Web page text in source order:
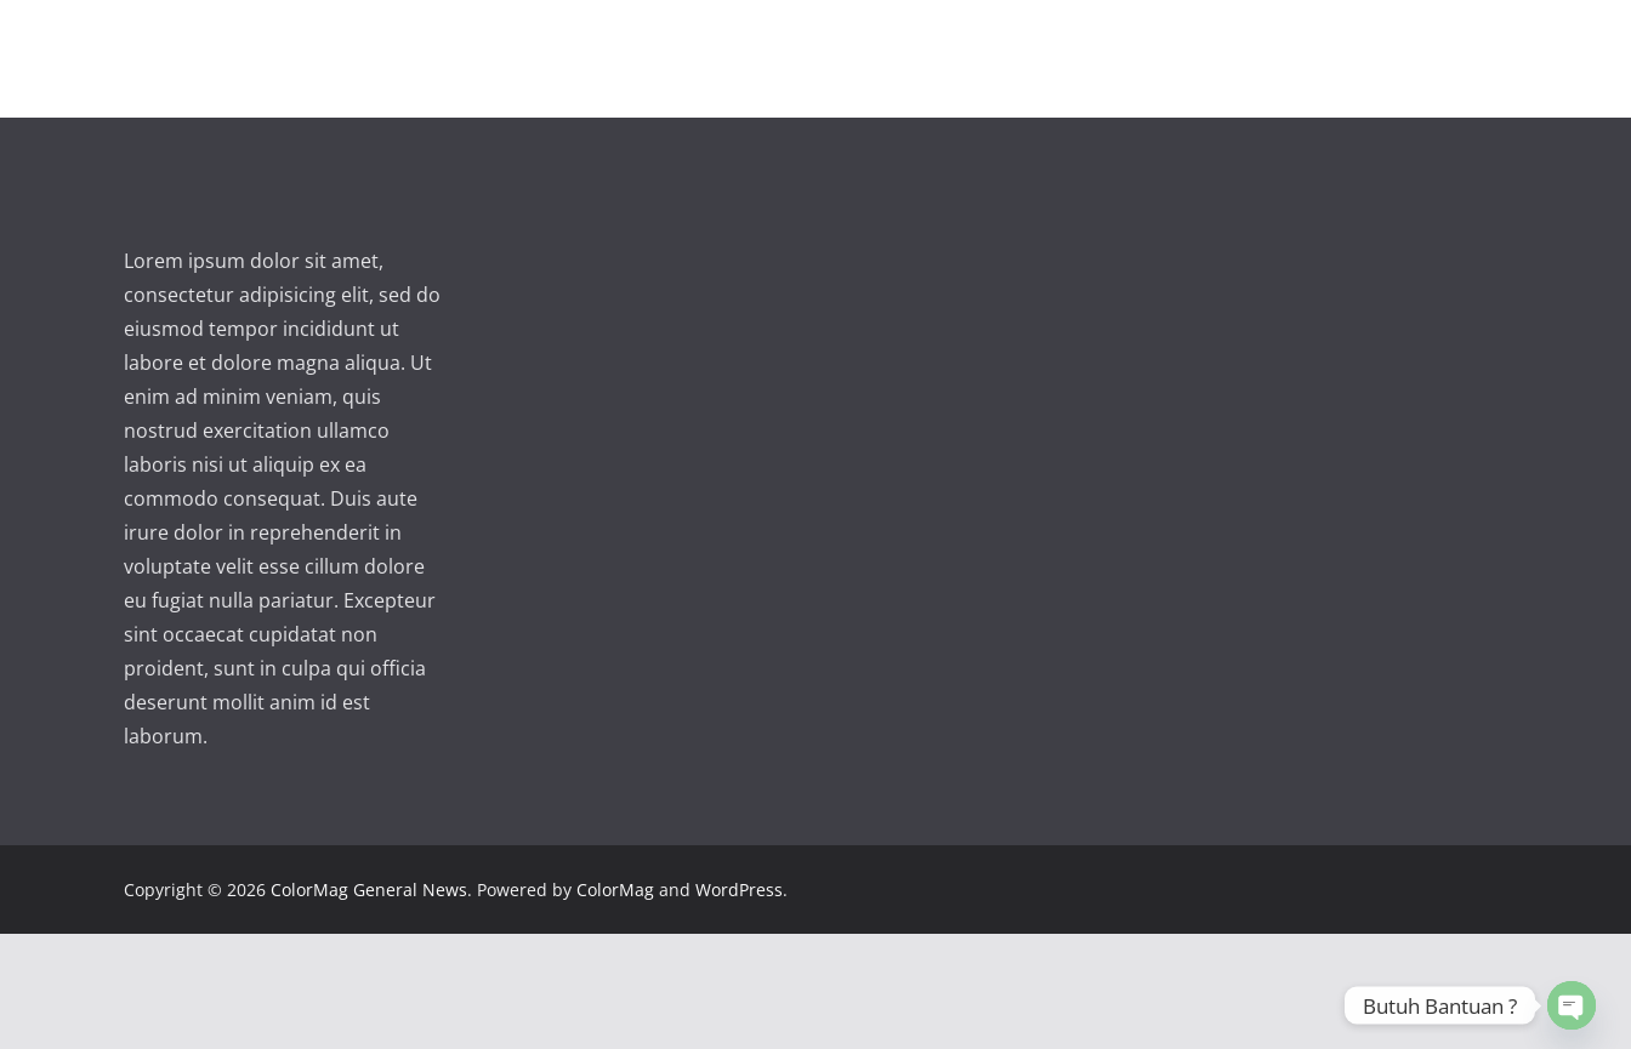
Lorem ipsum dolor sit amet,
consectetur adipisicing elit, sed do
eiusmod tempor incididunt ut
labore et dolore magna aliqua. Ut
enim ad minim veniam, quis
nostrud exercitation ullamco
laboris nisi ut aliquip ex ea
commodo consequat. Duis aute
irure dolor in reprehenderit in
voluptate velit esse cillum dolore
eu fugiat nulla pariatur. Excepteur
sint occaecat cupidatat non
proident, sunt in culpa qui officia
deserunt mollit anim id est
laborum.
Copyright © 2026 ColorMag General News. Powered by ColorMag and WordPress.
Butuh Bantuan ?